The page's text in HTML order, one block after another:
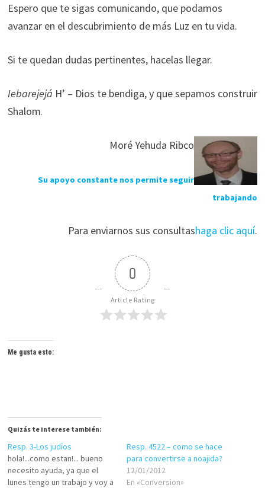
Espero que te sigas comunicando, que podamos
avanzar en el descubrimiento de más Luz en tu vida.
Si te quedan dudas pertinentes, hacelas llegar.
Iebarejejá H’ – Dios te bendiga, y que sepamos construir
Shalom.
Moré Yehuda Ribco
Su apoyo constante nos permite seguir
trabajando
Para enviarnos sus consultashaga clic aquí.
0
Article Rating
Me gusta esto:
Quizás te interese también:
Resp. 3-Los judíos
hola!...como estan!... bueno
necesito ayuda, ya que el
lunes tengo un trabajo y voy a
Resp. 4522 – como se hace
para convertirse a noajida?
12/01/2012
En «Conversion»